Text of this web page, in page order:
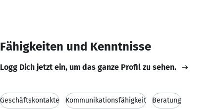
Fähigkeiten und Kenntnisse
Logg Dich jetzt ein, um das ganze Profil zu sehen.
Geschäftskontakte Kommunikationsfähigkeit Beratung